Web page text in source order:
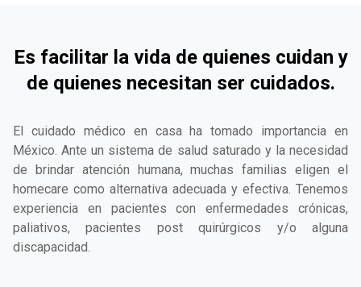
Es facilitar la vida de quienes cuidan y
de quienes necesitan ser cuidados.
El cuidado médico en casa ha tomado importancia en
México. Ante un sistema de salud saturado y la necesidad
de brindar atención humana, muchas familias eligen el
homecare como alternativa adecuada y efectiva. Tenemos
experiencia en pacientes con enfermedades crónicas,
paliativos, pacientes post quirúrgicos y/o alguna
discapacidad.